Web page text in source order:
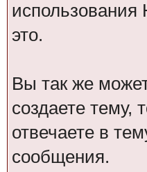
это.
Вы так же
создаете тему,
отвечаете в
сообщения.